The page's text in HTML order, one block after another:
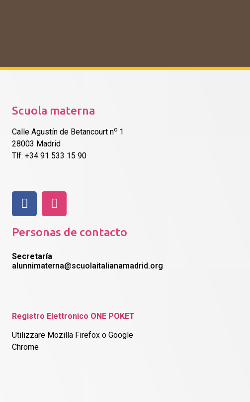
Scuola materna
Calle Agustín de Betancourt no 1
28003 Madrid
Tlf: +34 91 533 15 90
Personas de contacto
Secretaría
alunnimaterna@scuolaitalianamadrid.org
Registro Elettronico ONE POKET
Utilizzare Mozilla Firefox o Google
Chrome